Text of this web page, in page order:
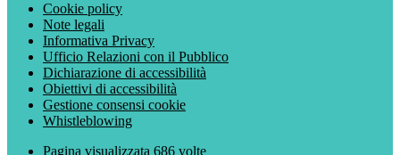
Cookie policy
Note legali
Informativa Privacy
Ufficio Relazioni con il Pubblico
Dichiarazione di accessibilità
Obiettivi di accessibilità
Gestione consensi cookie
Whistleblowing
Pagina visualizzata 686 volte